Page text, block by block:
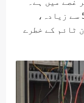
تبدیلی کی لاگت؟ صرف مزدوری کی مد میں $500 سے زیادہ،
ٹائم کے خطرے